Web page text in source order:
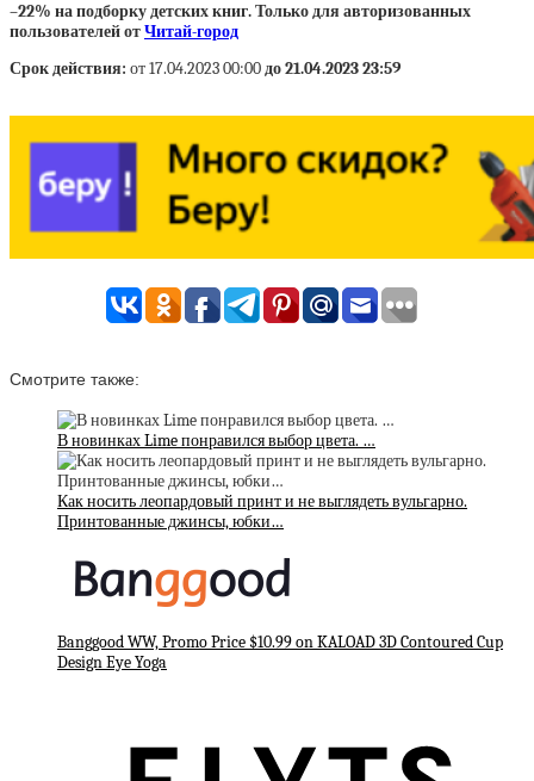
–22% на подборку детских книг. Только для авторизованных
пользователей отЧитай-город
Срок действия: от 17.04.2023 00:00до 21.04.2023 23:59
Смотрите также:
В новинках Lime понравился выбор цвета. …
Как носить леопардовый принт и не выглядеть вульгарно.
Принтованные джинсы, юбки…
Banggood WW, Promo Price $10.99 on KALOAD 3D Contoured Cup
Design Eye Yoga